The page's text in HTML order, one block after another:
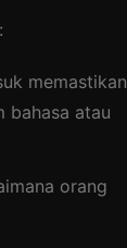
memastikan
bahasa atau
orang